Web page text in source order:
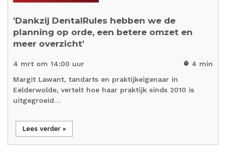
'Dankzij DentalRules hebben we de
planning op orde, een betere omzet en
meer overzicht'
4 mrt om 14:00 uur timer 4 min
Margit Lawant, tandarts en praktijkeigenaar in
Eelderwolde, vertelt hoe haar praktijk sinds 2010 is
uitgegroeid…
Lees verder »